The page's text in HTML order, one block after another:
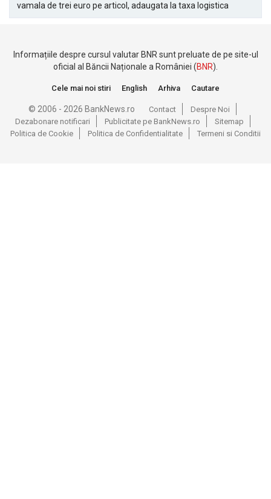
vamala de trei euro pe articol, adaugata la taxa logistica
Informațiile despre cursul valutar BNR sunt preluate de pe site-ul
oficial al Băncii Naționale a României (BNR).
Cele mai noi stiri English Arhiva Cautare
© 2006 - 2026 BankNews.ro Contact
Despre Noi
Dezabonare notificari
Publicitate pe BankNews.ro
Sitemap
Politica de Cookie
Politica de Confidentialitate Termeni si Conditii